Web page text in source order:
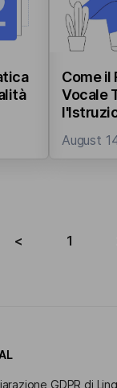
Come il
Vocale
August
< 1
GDPR di